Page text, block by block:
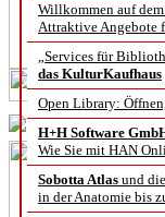
Willkommen auf dem
Attraktive Angebote
„Services für
das KulturKaufhaus
Open Library:
H+H Software
Wie Sie mit HAN
Sobotta Atlas und
in der Anatomie bis